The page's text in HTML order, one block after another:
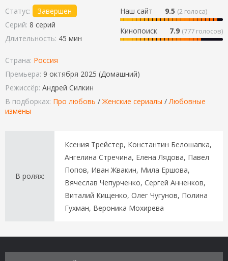
Наш сайт 9.5 (2 голоса)
Кинопоиск 7.9 (777 голосов)
Статус:
Завершен
Серий: 8 серий
Длительность: 45 мин
Страна: Россия
Премьера: 9 октября 2025 (Домашний)
Режиссёр: Андрей Силкин
В подборках: Про любовь /Женские сериалы /Любовные
измены
В ролях:
Ксения Трейстер, Константин Белошапка,
Ангелина Стречина, Елена Лядова, Павел
Попов, Иван Жвакин, Мила Ершова,
Вячеслав Чепурченко, Сергей Анненков,
Виталий Кищенко, Олег Чугунов, Полина
Гухман, Вероника Мохирева